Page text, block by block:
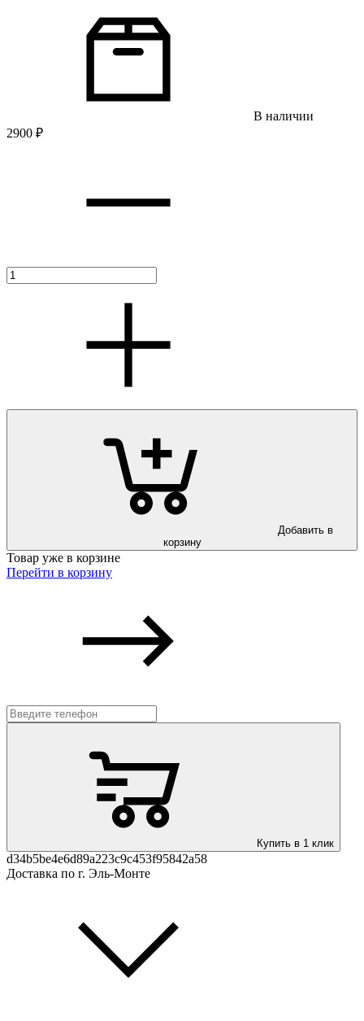
В наличии
2900 ₽
корзину
Товар уже в корзине
Перейти в корзину
Купить в 1 клик
d34b5be4e6d89a223c9c453f95842a58
Доставка по г. Эль-Монте